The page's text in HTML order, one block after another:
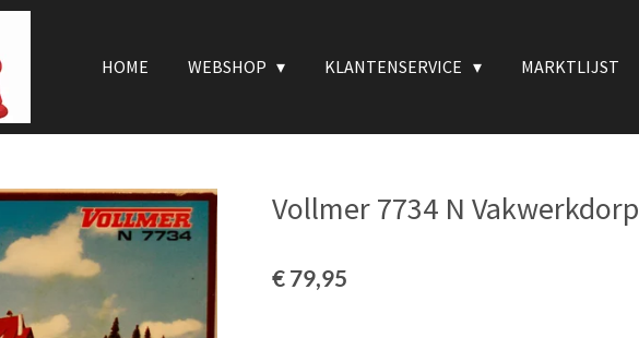
HOME WEBSHOP KLANTENSERVICE MARKTLIJST
Vollmer 7734 N Vakwerkdorp
€ 79,95